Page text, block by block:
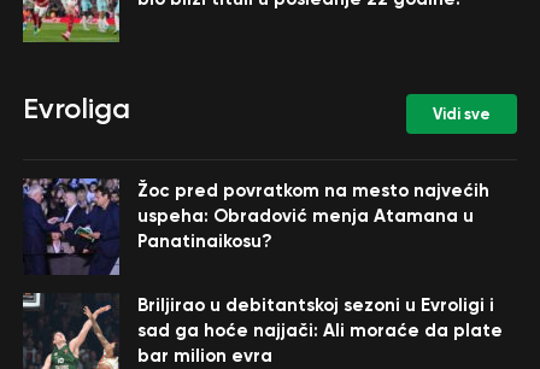
Evroliga Vidi sve
Žoc pred povratkom na mesto najvećih
uspeha: Obradović menja Atamana u
Panatinaikosu?
Briljirao u debitantskoj sezoni u Evroligi i
sad ga hoće najjači: Ali moraće da plate
bar milion evra